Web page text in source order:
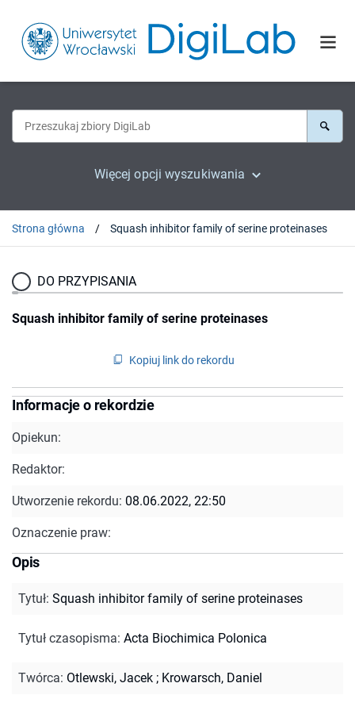
Więcej opcji wyszukiwania
Strona główna Squash inhibitor family of serine proteinases
DO PRZYPISANIA
Squash inhibitor family of serine proteinases
Kopiuj link do rekordu
Informacje o rekordzie
Opiekun:
Redaktor:
Utworzenie rekordu: 08.06.2022, 22:50
Oznaczenie praw:
Opis
Tytuł: Squash inhibitor family of serine proteinases
Tytuł czasopisma: Acta Biochimica Polonica
Twórca: Otlewski, Jacek ; Krowarsch, Daniel